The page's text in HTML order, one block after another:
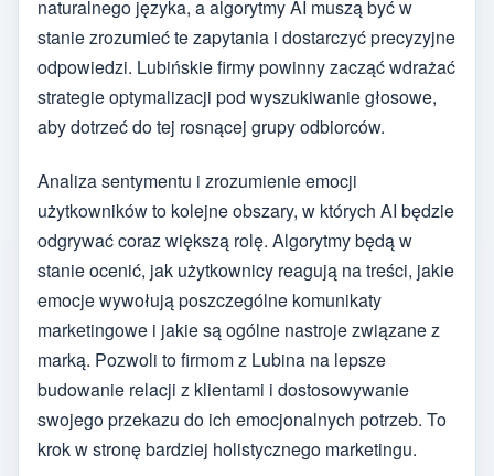
naturalnego języka, a algorytmy AI muszą być w
stanie zrozumieć te zapytania i dostarczyć precyzyjne
odpowiedzi. Lubińskie firmy powinny zacząć wdrażać
strategie optymalizacji pod wyszukiwanie głosowe,
aby dotrzeć do tej rosnącej grupy odbiorców.
Analiza sentymentu i zrozumienie emocji
użytkowników to kolejne obszary, w których AI będzie
odgrywać coraz większą rolę. Algorytmy będą w
stanie ocenić, jak użytkownicy reagują na treści, jakie
emocje wywołują poszczególne komunikaty
marketingowe i jakie są ogólne nastroje związane z
marką. Pozwoli to firmom z Lubina na lepsze
budowanie relacji z klientami i dostosowywanie
swojego przekazu do ich emocjonalnych potrzeb. To
krok w stronę bardziej holistycznego marketingu.